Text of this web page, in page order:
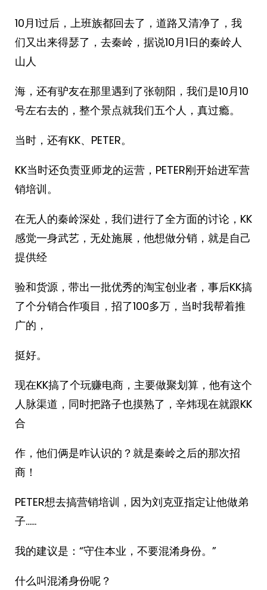
10月1过后，上班族都回去了，道路又清净了，我
们又出来得瑟了，去秦岭，据说10月1日的秦岭人
山人
海，还有驴友在那里遇到了张朝阳，我们是10月10
号左右去的，整个景点就我们五个人，真过瘾。
当时，还有KK、PETER。
KK当时还负责亚师龙的运营，PETER刚开始进军营
销培训。
在无人的秦岭深处，我们进行了全方面的讨论，KK
感觉一身武艺，无处施展，他想做分销，就是自己
提供经
验和货源，带出一批优秀的淘宝创业者，事后KK搞
了个分销合作项目，招了100多万，当时我帮着推
广的，
挺好。
现在KK搞了个玩赚电商，主要做聚划算，他有这个
人脉渠道，同时把路子也摸熟了，辛炜现在就跟KK
合
作，他们俩是咋认识的？就是秦岭之后的那次招
商！
PETER想去搞营销培训，因为刘克亚指定让他做弟
子……
我的建议是：“守住本业，不要混淆身份。”
什么叫混淆身份呢？